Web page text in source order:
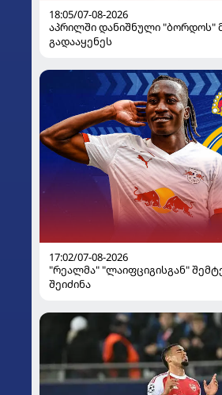
18:05/07-08-2026
აპრილში დანიშნული "ბორდოს"
გადააყენეს
17:02/07-08-2026
"რეალმა" "ლაიფციგისგან"
შეიძინა